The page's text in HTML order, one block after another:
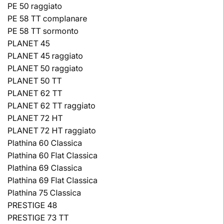
PE 50 raggiato
PE 58 TT complanare
PE 58 TT sormonto
PLANET 45
PLANET 45 raggiato
PLANET 50 raggiato
PLANET 50 TT
PLANET 62 TT
PLANET 62 TT raggiato
PLANET 72 HT
PLANET 72 HT raggiato
Plathina 60 Classica
Plathina 60 Flat Classica
Plathina 69 Classica
Plathina 69 Flat Classica
Plathina 75 Classica
PRESTIGE 48
PRESTIGE 73 TT